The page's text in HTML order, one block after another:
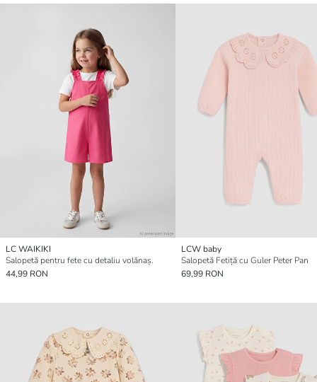
LC WAIKIKI
Salopetă pentru fete cu detaliu volănaș.
44,99 RON
LCW baby
Salopetă Fetiță cu Guler Peter Pan
69,99 RON